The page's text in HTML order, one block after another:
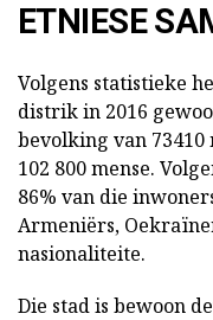
ETNIESE
Volgens statistieke
distrik in 2016
bevolking van 73410
102 800 mense.
86% van die
Armeniërs,
nasionaliteite.
Die stad is bewoon